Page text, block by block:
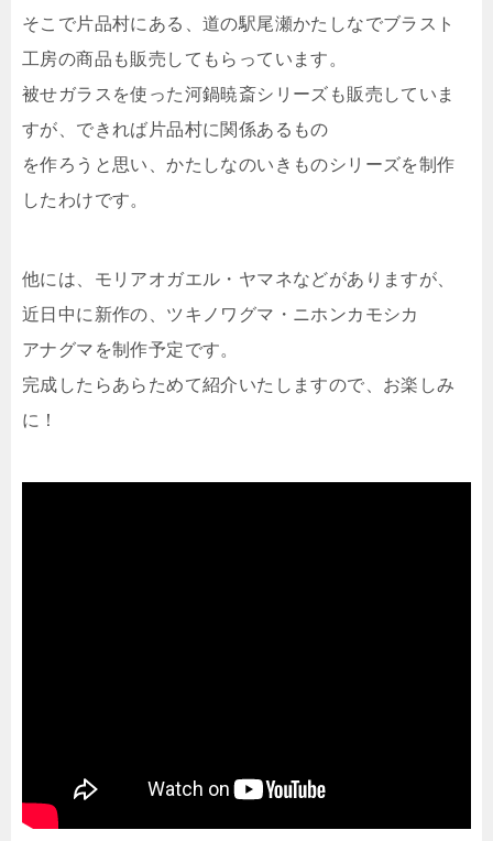
そこで片品村にある、道の駅尾瀬かたしなでブラスト
工房の商品も販売してもらっています。
被せガラスを使った河鍋暁斎シリーズも販売していま
すが、できれば片品村に関係あるもの
を作ろうと思い、かたしなのいきものシリーズを制作
したわけです。
他には、モリアオガエル・ヤマネなどがありますが、
近日中に新作の、ツキノワグマ・ニホンカモシカ
アナグマを制作予定です。
完成したらあらためて紹介いたしますので、お楽しみ
に！